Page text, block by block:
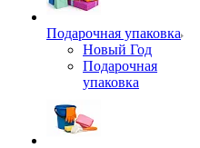
Подарочная упаковка
Новый Год
Подарочная
упаковка